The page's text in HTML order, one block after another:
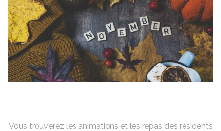
Vous trouverez les animations et les repas des résidents